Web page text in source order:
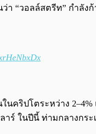
“วอลล์สตรีท” กำลัง
ริปโตระหว่าง 2–4%
ร์ ในปีนี้ ท่ามกลางกระ